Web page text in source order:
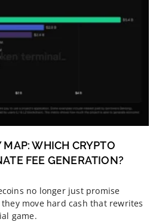
WHICH CRYPTO
FEE GENERATION?
no longer just promise
move hard cash that rewrites
game.